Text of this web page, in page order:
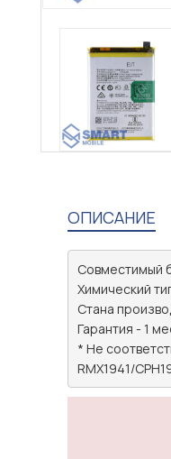
ОПИСАНИЕ
Совместимый
Химический
Стана
Гарантия - 1
* Не
RMX1941/